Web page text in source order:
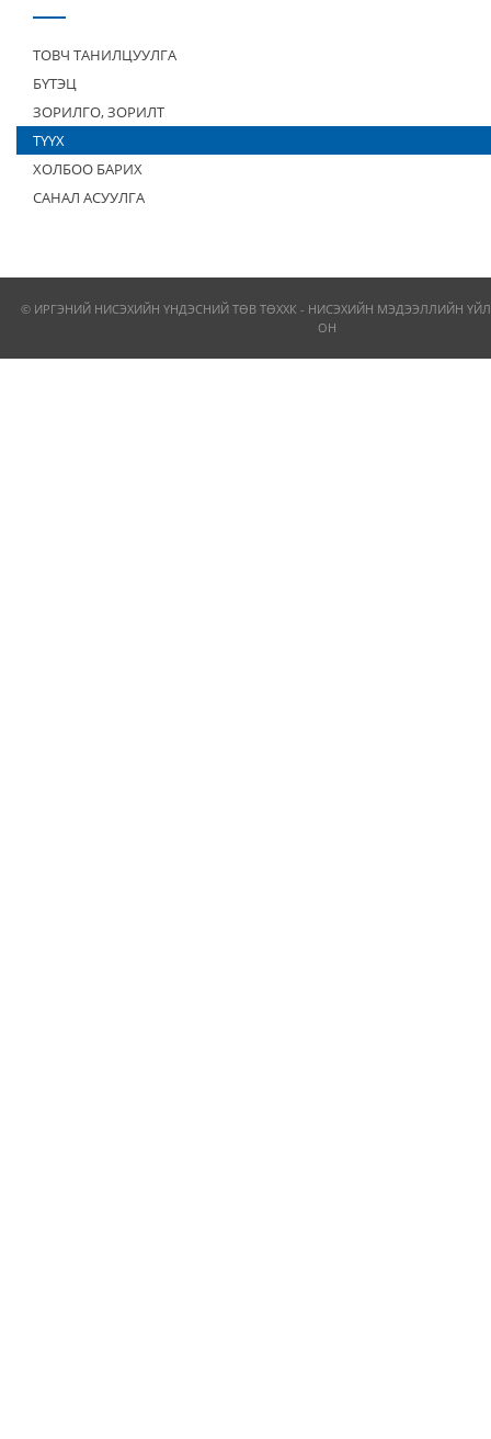
ТОВЧ ТАНИЛЦУУЛГА
БҮТЭЦ
ЗОРИЛГО, ЗОРИЛТ
ТҮҮХ
ХОЛБОО БАРИХ
САНАЛ АСУУЛГА
© ИРГЭНИЙ НИСЭХИЙН ҮНДЭСНИЙ ТӨВ ТӨХХК - НИСЭХИЙН МЭДЭЭЛЛИЙН
ОН